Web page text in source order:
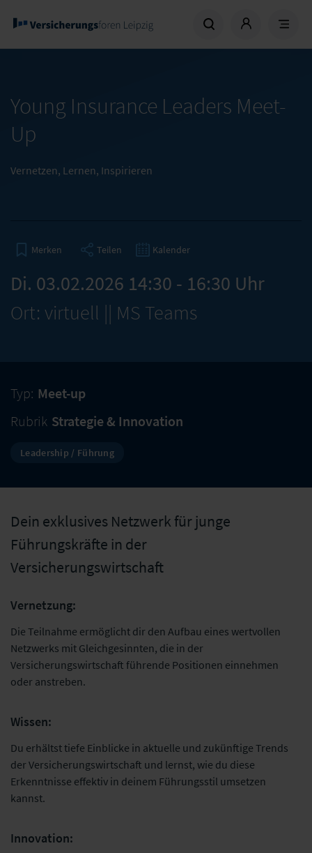
Young Insurance Leaders Meet-
Up
Vernetzen, Lernen, Inspirieren
Merken Teilen Kalender
Di. 03.02.2026 14:30 - 16:30 Uhr
Ort: virtuell || MS Teams
Typ: Meet-up
Rubrik Strategie & Innovation
Leadership / Führung
Dein exklusives Netzwerk für junge
Führungskräfte in der
Versicherungswirtschaft
Vernetzung:
Die Teilnahme ermöglicht dir den Aufbau eines wertvollen
Netzwerks mit Gleichgesinnten, die in der
Versicherungswirtschaft führende Positionen einnehmen
oder anstreben.
Wissen:
Du erhältst tiefe Einblicke in aktuelle und zukünftige Trends
der Versicherungswirtschaft und lernst, wie du diese
Erkenntnisse effektiv in deinem Führungsstil umsetzen
kannst.
Innovation: